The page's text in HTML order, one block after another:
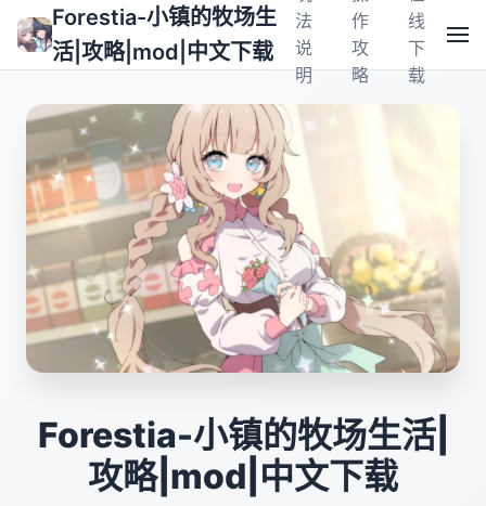
Forestia-小镇的牧场生
活|攻略|mod|中文下载
法
说
明
作
攻
略
线
下
载
Forestia-小镇的牧场生活|
攻略|mod|中文下载